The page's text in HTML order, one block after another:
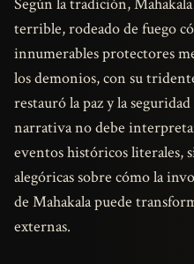
terrible, rodeado de fuego
innumerables protectores
los demonios, con su
restauró la paz y la
narrativa no debe
eventos históricos literales,
alegóricas sobre cómo la
de Mahakala puede
externas.